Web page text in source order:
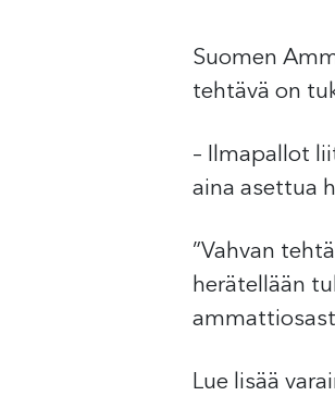
Suomen
tehtävä on
– Ilmapallot
aina asettua
”Vahvan
herätellään
Lue lisää